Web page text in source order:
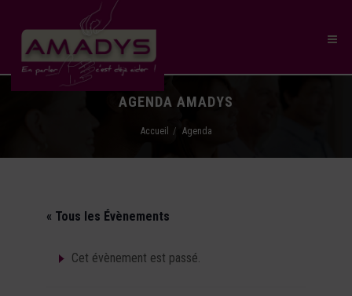
AGENDA AMADYS
Accueil Agenda
« Tous les Évènements
Cet évènement est passé.